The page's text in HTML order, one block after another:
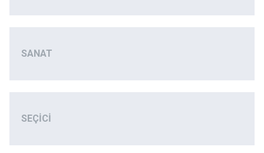
SANAT
SEÇICI